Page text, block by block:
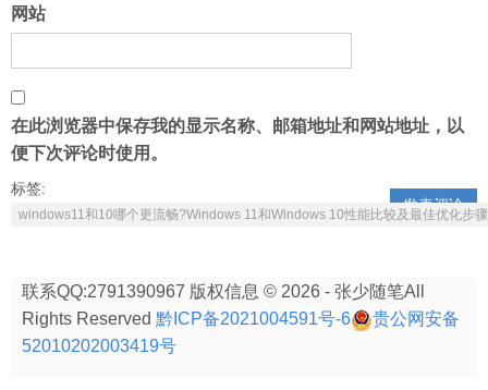
标签:
windows11和10哪个更流畅?Windows 11和Windows 10性能比较及最佳优化步骤
网站
在此浏览器中保存我的显示名称、邮箱地址和网站地址，以
便下次评论时使用。
联系QQ:2791390967 版权信息 © 2026 - 张少随笔All
Rights Reserved 黔ICP备2021004591号-6
贵公网安备
52010202003419号